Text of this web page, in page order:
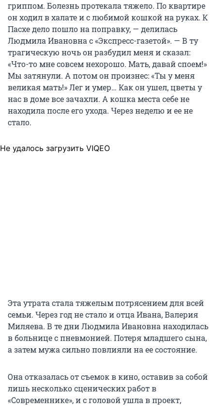
гриппом. Болезнь протекала тяжело. По квартире
он ходил в халате и с любимой кошкой на руках. К
Пасхе дело пошло на поправку, — делилась
Людмила Ивановна с «Экспресс-газетой». — В ту
трагическую ночь он разбудил меня и сказал:
«Что-то мне совсем нехорошо. Мать, давай споем!»
Мы затянули. А потом он произнес: «Ты у меня
великая мать!» Лег и умер… Как он ушел, цветы у
нас в доме все зачахли. А кошка места себе не
находила после его ухода. Через неделю и ее не
стало.
Не удалось загрузить VIQEO
Эта утрата стала тяжелым потрясением для всей
семьи. Через год не стало и отца Ивана, Валерия
Миляева. В те дни Людмила Ивановна находилась
в больнице с пневмонией. Потеря младшего сына,
а затем мужа сильно повлияли на ее состояние.
Она отказалась от съемок в кино, оставив за собой
лишь несколько сценических работ в
«Современнике», и с головой ушла в проект,